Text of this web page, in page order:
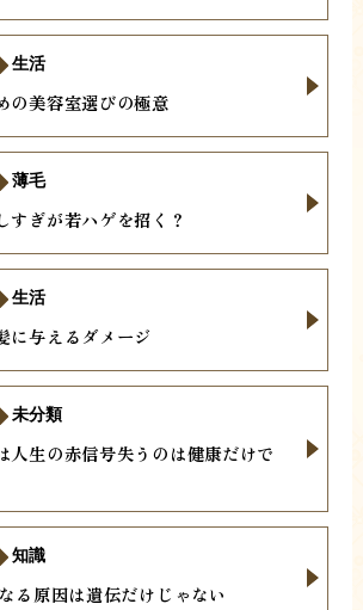
の美容室選びの極意
生活
すぎが若ハゲを招く？
薄毛
に与えるダメージ
生活
人生の赤信号失うのは健康だけで
未分類
る原因は遺伝だけじゃない
知識